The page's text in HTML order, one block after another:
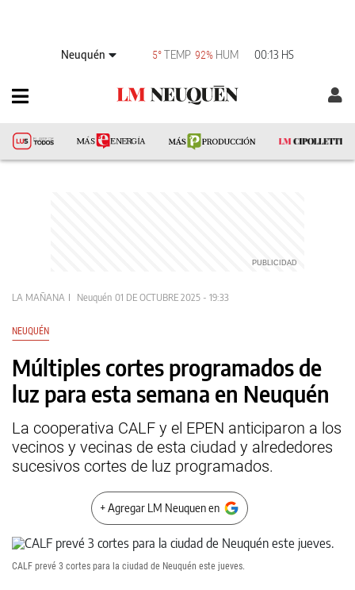
Neuquén 5°TEMP 92% HUM 00:13 HS
LA MAÑANA Neuquén 01 DE OCTUBRE 2025 - 19:33
NEUQUÉN
Múltiples cortes programados de
luz para esta semana en Neuquén
La cooperativa CALF y el EPEN anticiparon a los
vecinos y vecinas de esta ciudad y alrededores
sucesivos cortes de luz programados.
+ Agregar LM Neuquen en
CALF prevé 3 cortes para la ciudad de Neuquén este jueves.